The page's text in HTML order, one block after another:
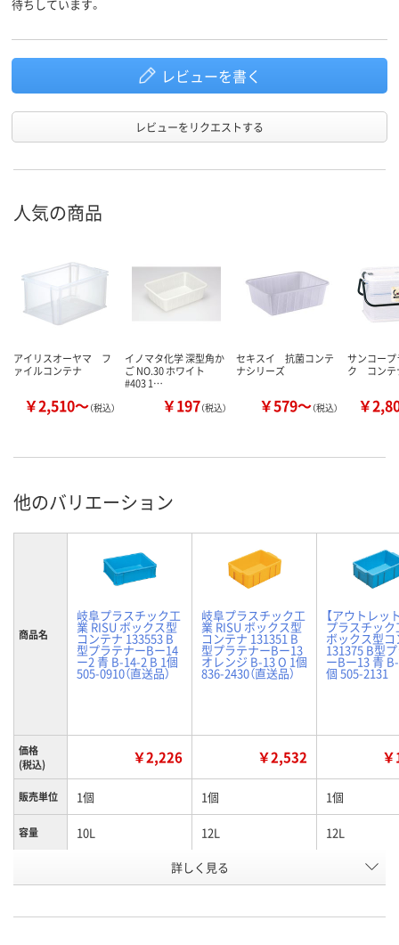
待ちしています。
レビューを書く
レビューをリクエストする
人気の商品
アイリスオーヤマ フ
ァイルコンテナ
￥2,510～（税込）
イノマタ化学 深型角か
ご NO.30 ホワイト
#403 1…
￥197（税込）
セキスイ 抗菌コンテ
ナシリーズ
￥579～（税込）
サンコー
ク コンテ
￥
他のバリエーション
商品名
岐阜プラスチック工
業 RISU ボックス型
コンテナ 133553 B
型プラテナーBー14
ー2 青 B-14-2 B 1個
505-0910（直送品）
岐阜プラスチック工
業 RISU ボックス型
コンテナ 131351 B
型プラテナーBー13
オレンジ B-13 O 1個
836-2430（直送品）
【アウトレッ
プラスチック
ボックス型
131375 B型
ーBー13 青
個 505-2131
価格
(税込)
￥2,226 ￥2,532
販売単位 1個 1個 1個
容量 10L 12L 12L
オレンジ
号
詳しく見る